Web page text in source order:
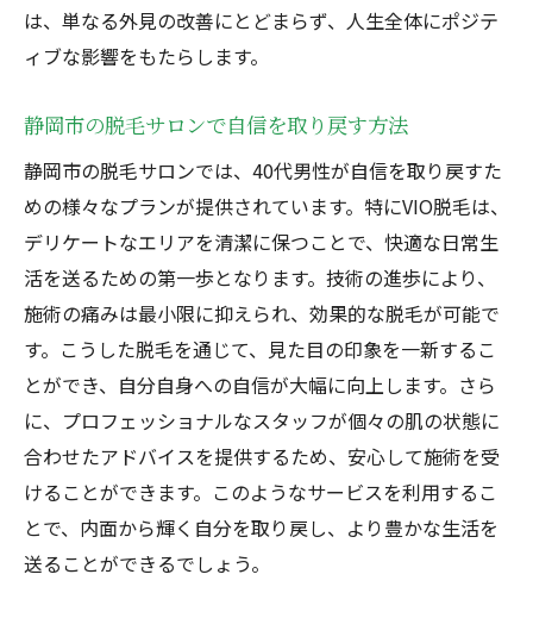
は、単なる外見の改善にとどまらず、人生全体にポジテ
ィブな影響をもたらします。
静岡市の脱毛サロンで自信を取り戻す方法
静岡市の脱毛サロンでは、40代男性が自信を取り戻すた
めの様々なプランが提供されています。特にVIO脱毛は、
デリケートなエリアを清潔に保つことで、快適な日常生
活を送るための第一歩となります。技術の進歩により、
施術の痛みは最小限に抑えられ、効果的な脱毛が可能で
す。こうした脱毛を通じて、見た目の印象を一新するこ
とができ、自分自身への自信が大幅に向上します。さら
に、プロフェッショナルなスタッフが個々の肌の状態に
合わせたアドバイスを提供するため、安心して施術を受
けることができます。このようなサービスを利用するこ
とで、内面から輝く自分を取り戻し、より豊かな生活を
送ることができるでしょう。